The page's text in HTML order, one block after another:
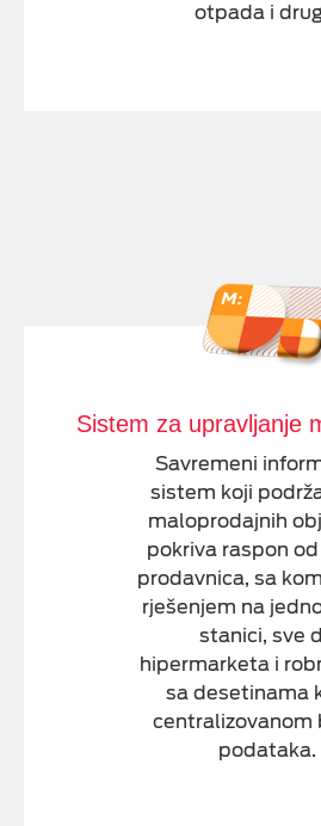
otpada i
Sistem za upravljanje
Savremeni
sistem koji
maloprodajnih
pokriva raspon
prodavnica, sa
rješenjem na
stanici, sve
hipermarketa i
sa desetinama
centralizovanom
podataka.